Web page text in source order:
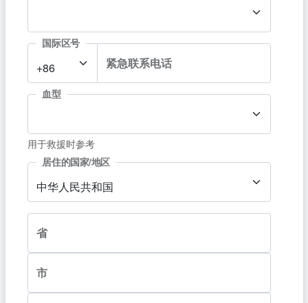
+86
国际区号
紧急联系电话
血型
用于救援时参考
中华人民共和国
居住的国家/地区
省
市